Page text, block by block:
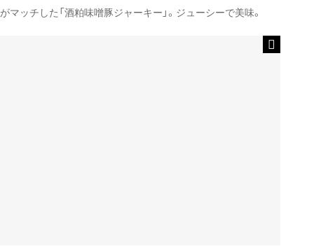
がマッチした「酒粕味噌豚ジャーキー」。ジューシーで美味。